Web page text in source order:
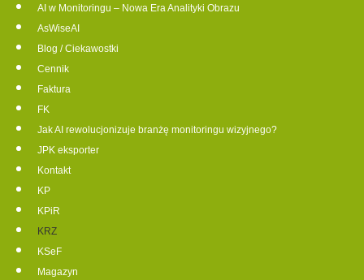
AI w Monitoringu – Nowa Era Analityki Obrazu
AsWiseAI
Blog / Ciekawostki
Cennik
Faktura
FK
Jak AI rewolucjonizuje branżę monitoringu wizyjnego?
JPK eksporter
Kontakt
KP
KPiR
KRZ
KSeF
Magazyn